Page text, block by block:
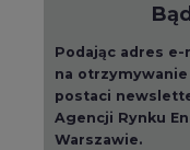
Podając adres
na
postaci
Agencji Rynku
Warszawie.